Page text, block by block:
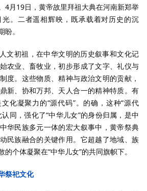
4月19日，黄帝故里拜祖大典在河南新郑举
。二者遥相辉映，既承载着对历史的沉
。
文初祖，在中华文明的历史叙事和文化记
农业、畜牧业，初步形成了文字、礼仪与
度。这些物质、精神与政治文明的贡献，
新、协和万邦、天人合一的精神特质。有
化凝聚力的“源代码”。的确，这种“源代
同，强化了“中华儿女”的身份归属，是中
华民族多元一体的宏大叙事中，黄帝祭典
民族融合的关键作用。它超越了地域、族
个体凝聚在“中华儿女”的共同旗帜下。
祭祀文化